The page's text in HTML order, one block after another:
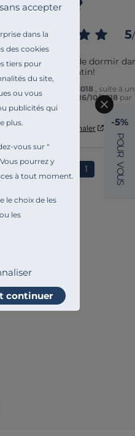
dans la
des cookies
tiers pour
du site,
ou vous
publicités qui
plus.
vous sur "
Vous pourrez y
à tout moment.
le choix de les
les
accepter
continuer
?
0
5/
Avis vérifié
Quel plaisir de dormir
ce drap en satin!
08/11/2018
, suite à
expérience du
16/10/2018 par
A.A.
Signaler
1
-5%
P
O
U
R
V
O
U
S